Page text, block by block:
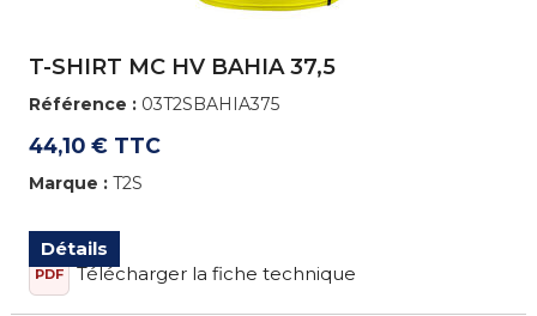
T-SHIRT MC HV BAHIA 37,5
Référence :03T2SBAHIA375
44,10 € TTC
Marque : T2S
Détails
PDF Télécharger la fiche technique